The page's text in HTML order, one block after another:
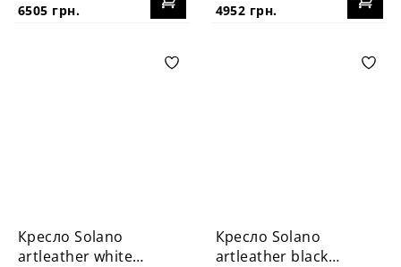
6505 грн. 4952 грн.
Кресло Solano
artleather white
Кресло Solano
artleather black